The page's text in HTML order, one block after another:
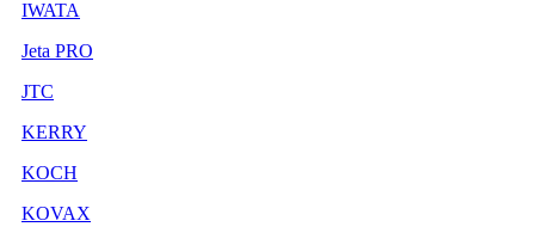
IWATA
Jeta PRO
JTC
KERRY
KOCH
KOVAX